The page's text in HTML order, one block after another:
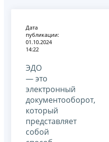
Дата
публикации:
01.10.2024
14:22
ЭДО
— это
электронный
документооборот,
который
представляет
собой